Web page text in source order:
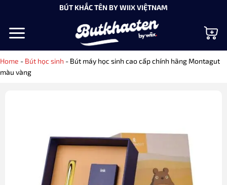
nội
BÚT KHẮC TÊN BY WIIX VIỆTNAM
Home - Bút học sinh - Bút máy học sinh cao cấp chính hãng Montagut
màu vàng